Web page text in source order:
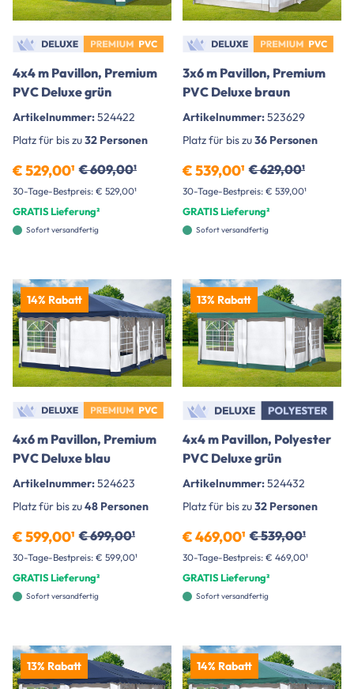
4x4 m Pavillon, Premium
PVC Deluxe grün
Artikelnummer:524422
Platz für bis zu32 Personen
€ 529,00¹ € 609,00¹
30-Tage-Bestpreis: € 529,00¹
GRATIS Lieferung²
Sofort versandfertig
3x6 m Pavillon, Premium
PVC Deluxe braun
Artikelnummer:523629
Platz für bis zu36 Personen
€ 539,00¹ € 629,00¹
30-Tage-Bestpreis: € 539,00¹
GRATIS Lieferung²
Sofort versandfertig
14% Rabatt
4x6 m Pavillon, Premium
PVC Deluxe blau
Artikelnummer:524623
Platz für bis zu48 Personen
€ 599,00¹ € 699,00¹
30-Tage-Bestpreis: € 599,00¹
GRATIS Lieferung²
Sofort versandfertig
13% Rabatt
4x4 m Pavillon, Polyester
PVC Deluxe grün
Artikelnummer:524432
Platz für bis zu32 Personen
€ 469,00¹ € 539,00¹
30-Tage-Bestpreis: € 469,00¹
GRATIS Lieferung²
Sofort versandfertig
13% Rabatt 14% Rabatt